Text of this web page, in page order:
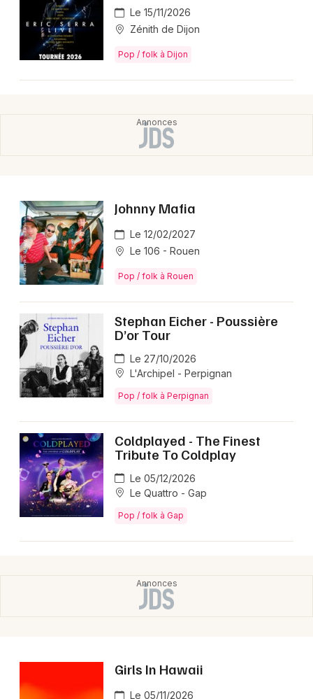
Le 15/11/2026
Zénith de Dijon
Pop / folk à Dijon
Johnny Mafia
Le 12/02/2027
Le 106 - Rouen
Pop / folk à Rouen
Stephan Eicher - Poussière
D’or Tour
Le 27/10/2026
L'Archipel - Perpignan
Pop / folk à Perpignan
Coldplayed - The Finest
Tribute To Coldplay
Le 05/12/2026
Le Quattro - Gap
Pop / folk à Gap
Girls In Hawaii
Le 05/11/2026